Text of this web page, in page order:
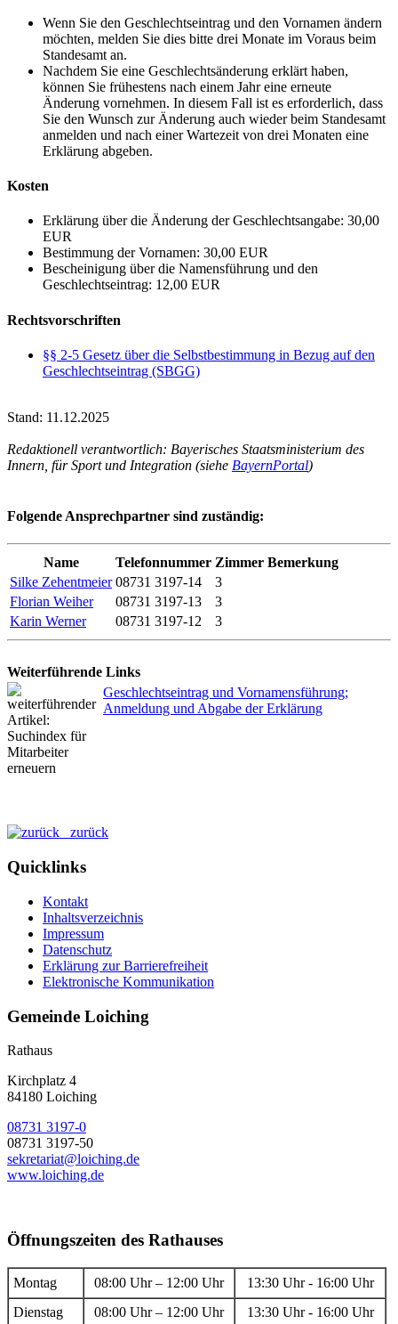
Wenn Sie den Geschlechtseintrag und den Vornamen ändern
möchten, melden Sie dies bitte drei Monate im Voraus beim
Standesamt an.
Nachdem Sie eine Geschlechtsänderung erklärt haben,
können Sie frühestens nach einem Jahr eine erneute
Änderung vornehmen. In diesem Fall ist es erforderlich, dass
Sie den Wunsch zur Änderung auch wieder beim Standesamt
anmelden und nach einer Wartezeit von drei Monaten eine
Erklärung abgeben.
Kosten
Erklärung über die Änderung der Geschlechtsangabe: 30,00
EUR
Bestimmung der Vornamen: 30,00 EUR
Bescheinigung über die Namensführung und den
Geschlechtseintrag: 12,00 EUR
Rechtsvorschriften
§§ 2-5 Gesetz über die Selbstbestimmung in Bezug auf den
Geschlechtseintrag (SBGG)
Stand: 11.12.2025
Redaktionell verantwortlich: Bayerisches Staatsministerium des
Innern, für Sport und Integration (siehe BayernPortal)
Folgende Ansprechpartner sind zuständig:
Name Telefonnummer Zimmer Bemerkung
Silke Zehentmeier 08731 3197-14
3
Florian Weiher
08731 3197-13
3
Karin Werner
08731 3197-12 3
Weiterführende Links
Geschlechtseintrag und Vornamensführung;
Anmeldung und Abgabe der Erklärung
zurück
Quicklinks
Kontakt
Inhaltsverzeichnis
Impressum
Datenschutz
Erklärung zur Barrierefreiheit
Elektronische Kommunikation
Gemeinde Loiching
Rathaus
Kirchplatz 4
84180 Loiching
08731 3197-0
08731 3197-50
sekretariat@loiching.de
www.loiching.de
Öffnungszeiten des Rathauses
Montag 08:00 Uhr – 12:00 Uhr
13:30 Uhr - 16:00 Uhr
Dienstag
08:00 Uhr – 12:00 Uhr 13:30 Uhr - 16:00 Uhr